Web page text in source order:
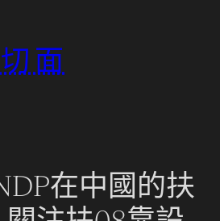
面
在中國的扶